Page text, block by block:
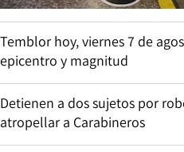
Temblor hoy, viernes 7 de
epicentro y magnitud
Detienen a dos sujetos por
atropellar a Carabineros